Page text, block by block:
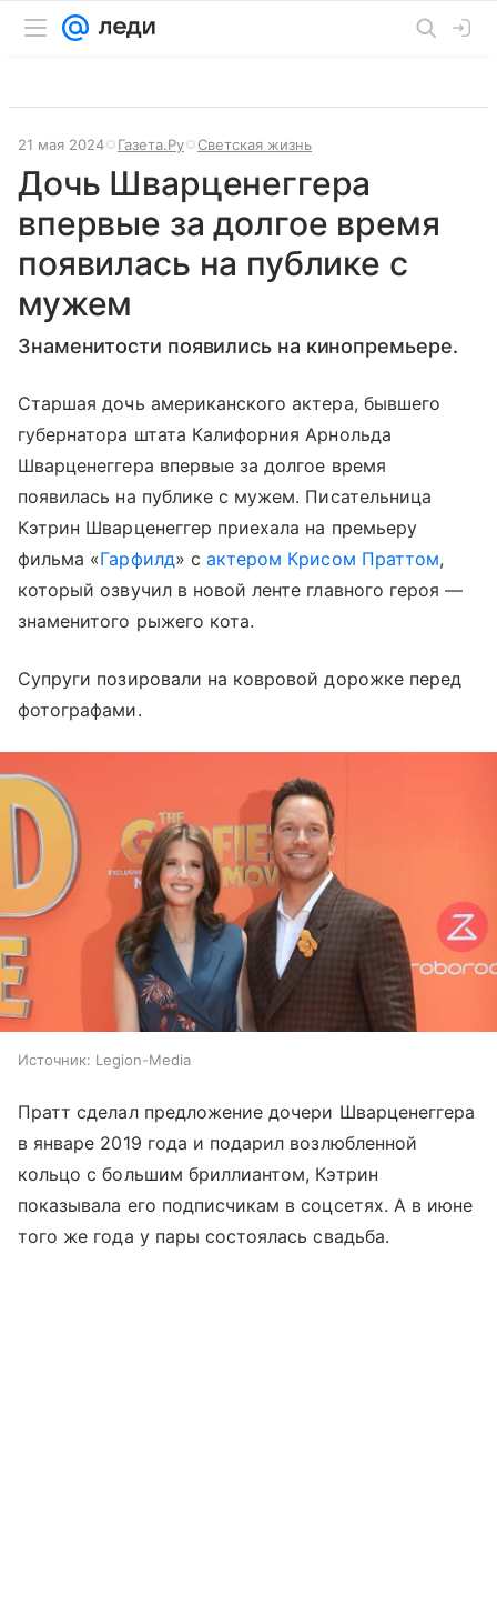
21 мая 2024 Газета.Ру Светская жизнь
Дочь Шварценеггера
впервые за долгое время
появилась на публике с
мужем
Знаменитости появились на кинопремьере.
Старшая дочь американского актера, бывшего
губернатора штата Калифорния Арнольда
Шварценеггера впервые за долгое время
появилась на публике с мужем. Писательница
Кэтрин Шварценеггер приехала на премьеру
фильма «Гарфилд» с актером Крисом Праттом,
который озвучил в новой ленте главного героя —
знаменитого рыжего кота.
Супруги позировали на ковровой дорожке перед
фотографами.
Источник: Legion-Media
Пратт сделал предложение дочери Шварценеггера
в январе 2019 года и подарил возлюбленной
кольцо с большим бриллиантом, Кэтрин
показывала его подписчикам в соцсетях. А в июне
того же года у пары состоялась свадьба.